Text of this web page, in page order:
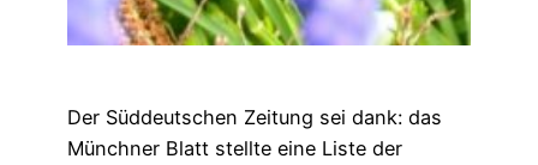
Der Süddeutschen Zeitung sei dank: das
Münchner Blatt stellte eine Liste der